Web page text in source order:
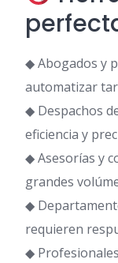
◆ Abogados y
automatizar
◆ Despachos
eficiencia y
◆ Asesorías y
grandes
◆
requieren
◆